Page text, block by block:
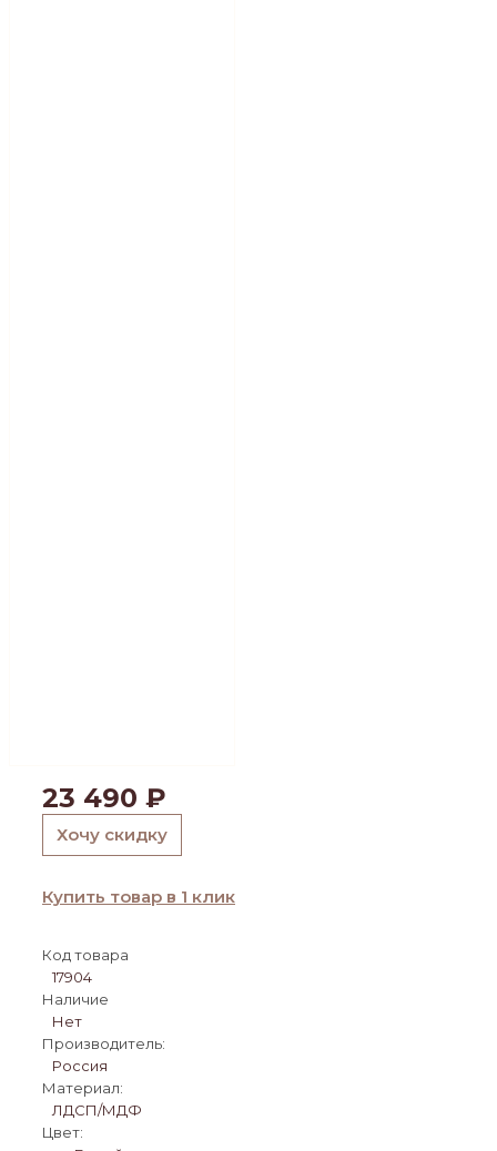
23 490 ₽
Хочу скидку
Купить товар в 1 клик
Код товара
17904
Наличие
Нет
Производитель:
Россия
Материал:
ЛДСП/МДФ
Цвет: